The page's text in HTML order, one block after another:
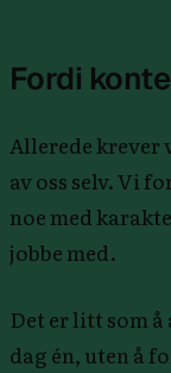
Fordi
Allerede
av oss selv. Vi
noe med
jobbe med.
Det er litt som å
dag én, uten å